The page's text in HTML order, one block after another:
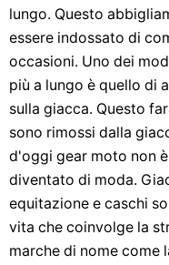
lungo. Questo
essere indossato di
occasioni. Uno dei
più a lungo è quello di
sulla giacca. Questo
sono rimossi dalla
d'oggi gear moto non
diventato di moda.
equitazione e caschi
vita che coinvolge la
marche di nome come